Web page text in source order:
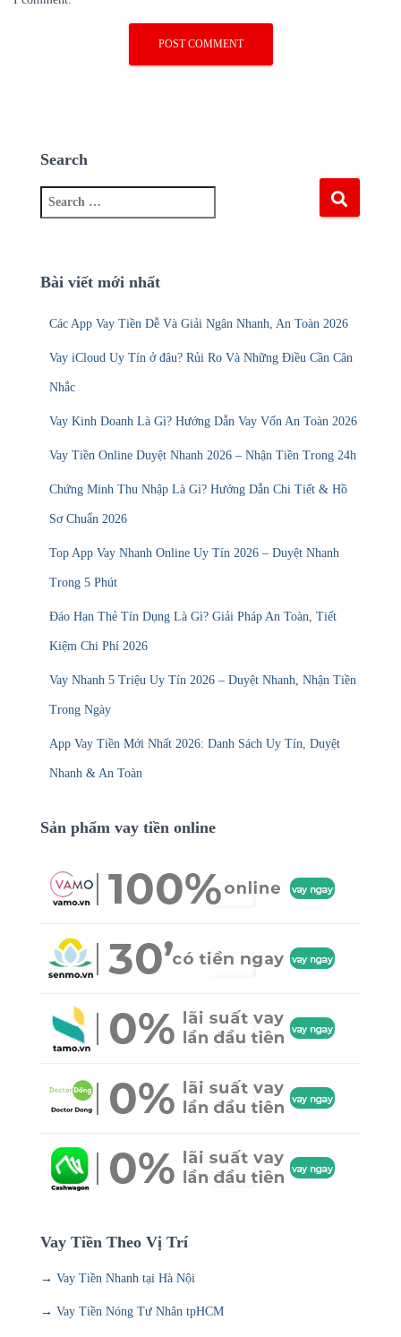
Search
e
c
Bài viết mới nhất
Các App Vay Tiền Dễ Và Giải Ngân Nhanh, An Toàn 2026
Vay iCloud Uy Tín ở đâu? Rủi Ro Và Những Điều Cần Cân
Nhắc
Vay Kinh Doanh Là Gì? Hướng Dẫn Vay Vốn An Toàn 2026
Vay Tiền Online Duyệt Nhanh 2026 – Nhận Tiền Trong 24h
Chứng Minh Thu Nhập Là Gì? Hướng Dẫn Chi Tiết & Hồ
Sơ Chuẩn 2026
Top App Vay Nhanh Online Uy Tín 2026 – Duyệt Nhanh
Trong 5 Phút
Đáo Hạn Thẻ Tín Dụng Là Gì? Giải Pháp An Toàn, Tiết
Kiệm Chi Phí 2026
Vay Nhanh 5 Triệu Uy Tín 2026 – Duyệt Nhanh, Nhận Tiền
Trong Ngày
App Vay Tiền Mới Nhất 2026: Danh Sách Uy Tín, Duyệt
Nhanh & An Toàn
Sản phẩm vay tiền online
Vay Tiền Theo Vị Trí
→ Vay Tiền Nhanh tại Hà Nội
→ Vay Tiền Nóng Tư Nhân tpHCM